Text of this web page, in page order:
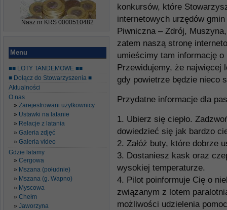
Nasz nr KRS 0000510482
Menu
■■ LOTY TANDEMOWE ■■
■ Dołącz do Stowarzyszenia ■
Aktualności
O nas
Zarejestrowani użytkownicy
Ustawki na latanie
Relacje z latania
Galeria zdjęć
Galeria video
Gdzie latamy
Cergowa
Mszana (południe)
Mszana (g. Wapno)
Myscowa
Chełm
Jaworzyna
konkursów, które
internetowych urzędów
Piwniczna – Zdrój,
zatem naszą stronę
umieścimy tam informację
Przewidujemy, że najwięcej
gdy powietrze będzie nieco
Przydatne informacje dla
1. Ubierz się ciepło.
dowiedzieć się jak bardzo
2. Załóż buty, które dobrze
3. Dostaniesz kask oraz
wysokiej temperaturze.
4. Pilot poinformuje Cię o
związanym z lotem
możliwości udzielenia